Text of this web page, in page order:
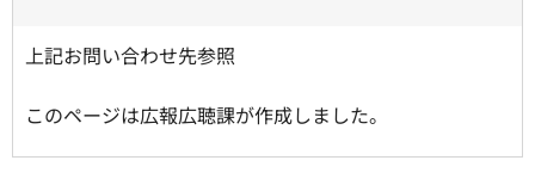
上記お問い合わせ先参照
このページは広報広聴課が作成しました。